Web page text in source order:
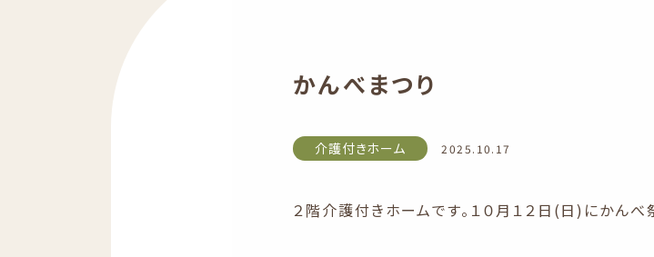
かんべまつり
介護付きホーム 2025.10.17
２階介護付きホームです。１０月１２日(日)にかんべ